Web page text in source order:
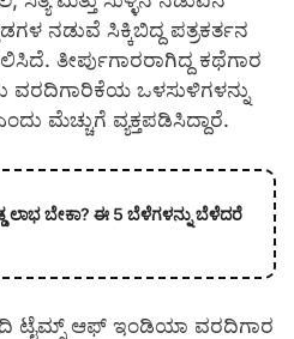
ನಡುವೆ ಸಿಕ್ಕಿಬಿದ್ದ ಪತ್ರಕರ್ತನ
ತೀರ್ಪುಗಾರರಾಗಿದ್ದ ಕಥೆಗಾರ
ಒಳಸುಳಿಗಳನ್ನು
ಮೆಚ್ಚುಗೆ ವ್ಯಕ್ತಪಡಿಸಿದ್ದಾರೆ.
ಲಾಭ ಬೇಕಾ? ಈ 5 ಬೆಳೆಗಳನ್ನು ಬೆಳೆದರೆ
ಟೈಮ್ಸ್ ಆಫ್ ಇಂಡಿಯಾ ವರದಿಗಾರ